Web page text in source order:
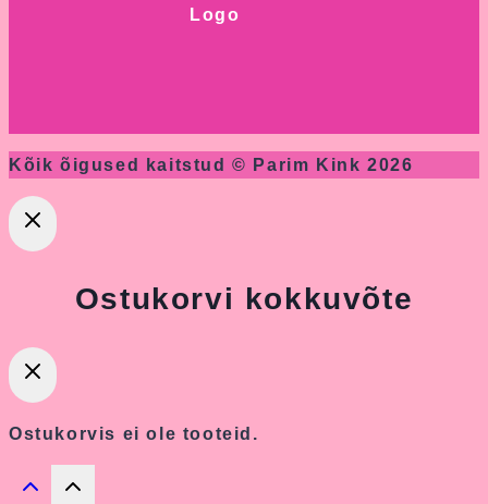
Kõik õigused kaitstud © Parim Kink 2026
Ostukorvi kokkuvõte
Ostukorvis ei ole tooteid.